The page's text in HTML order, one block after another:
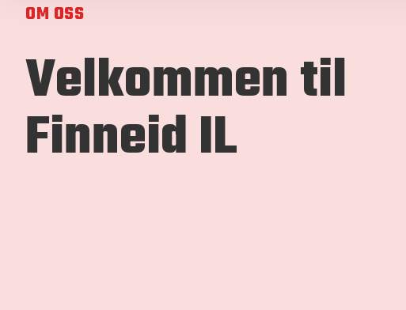
OM OSS
Velkommen til
Finneid IL